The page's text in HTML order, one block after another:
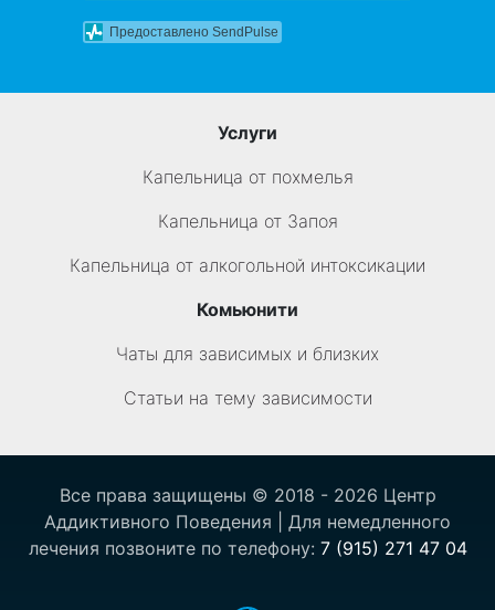
Предоставлено SendPulse
Услуги
Капельница от похмелья
Капельница от Запоя
Капельница от алкогольной интоксикации
Комьюнити
Чаты для зависимых и близких
Статьи на тему зависимости
Все права защищены © 2018 - 2026 Центр
Аддиктивного Поведения | Для немедленного
лечения позвоните по телефону: 7 (915) 271 47 04